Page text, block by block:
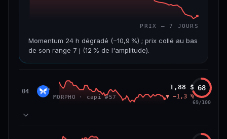
PRIX — 7 JOURS
Momentum 24 h dégradé (−10,9 %) ; prix collé au bas
de son range 7 j (12 % de l'amplitude).
3,5 Md$
VAR. 7 J VAR. 30 J
04 MORP Morpho
MORPHO · capi #57
1,88 $
▼ −1,3 %
68
69/100
84